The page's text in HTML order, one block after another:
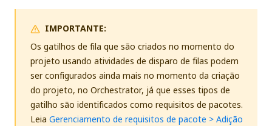
IMPORTANTE:
Os gatilhos de fila que são criados no momento do
projeto usando atividades de disparo de filas podem
ser configurados ainda mais no momento da criação
do projeto, no Orchestrator, já que esses tipos de
gatilho são identificados como requisitos de pacotes.
Leia Gerenciamento de requisitos de pacote > Adição